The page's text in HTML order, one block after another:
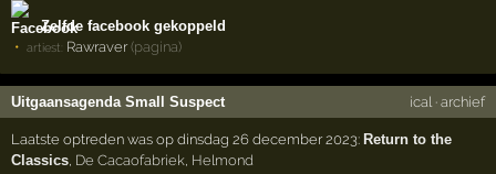
Zelfde facebook gekoppeld
artiest: Rawraver (pagina)
Uitgaansagenda Small Suspect ical · archief
Laatste optreden was op dinsdag 26 december 2023: Return to the
Classics, De Cacaofabriek, Helmond